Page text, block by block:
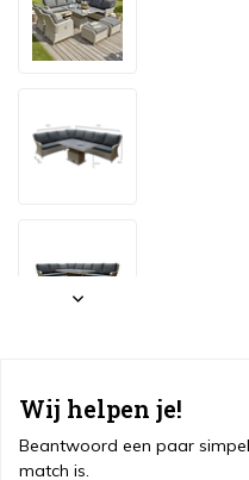
Wij helpen je!
Beantwoord een paar
match is.